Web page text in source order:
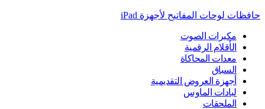
حافظات لوحات المفاتيح لأجهزة ‏iPad
مكبرات الصوت
الأقلام الرقمية
معدات المحاكاة
السباق
أجهزة العروض التقديمية
لبادات الماوس
الملحقات